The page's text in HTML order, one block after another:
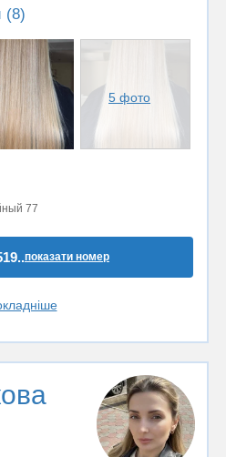
(8)
5 фото
77
показати номер